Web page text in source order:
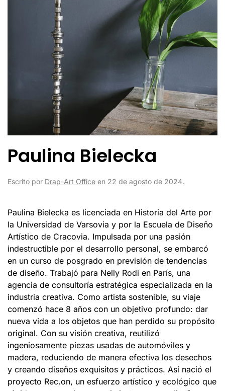
Paulina Bielecka
Escrito por Drap-Art Office en 22 de agosto de 2024.
Paulina Bielecka es licenciada en Historia del Arte por
la Universidad de Varsovia y por la Escuela de Diseño
Artístico de Cracovia. Impulsada por una pasión
indestructible por el desarrollo personal, se embarcó
en un curso de posgrado en previsión de tendencias
de diseño. Trabajó para Nelly Rodi en París, una
agencia de consultoría estratégica especializada en la
industria creativa. Como artista sostenible, su viaje
comenzó hace 8 años con un objetivo profundo: dar
nueva vida a los objetos que han perdido su propósito
original. Con su visión creativa, reutilizó
ingeniosamente piezas usadas de automóviles y
madera, reduciendo de manera efectiva los desechos
y creando diseños exquisitos y prácticos. Así nació el
proyecto Rec.on, un esfuerzo artístico y ecológico que